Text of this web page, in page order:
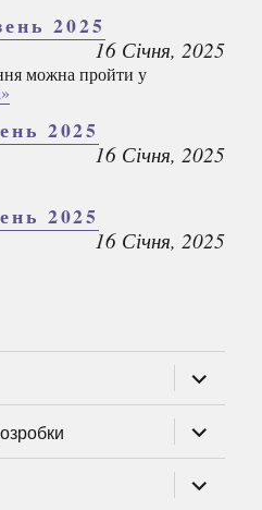
2025
16 Січня, 2025
можна пройти у
2025
16 Січня, 2025
2025
16 Січня, 2025
підменю
підменю
підменю